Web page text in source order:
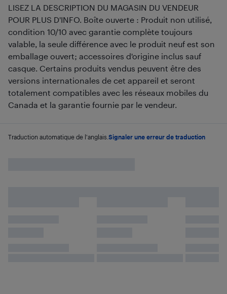
LISEZ LA DESCRIPTION DU MAGASIN DU VENDEUR
POUR PLUS D'INFO. Boîte ouverte : Produit non utilisé,
condition 10/10 avec garantie complète toujours
valable, la seule différence avec le produit neuf est son
emballage ouvert; accessoires d'origine inclus sauf
casque. Certains produits vendus peuvent être des
versions internationales de cet appareil et seront
totalement compatibles avec les réseaux mobiles du
Canada et la garantie fournie par le vendeur.
Traduction automatique de l'anglais. Signaler une erreur de traduction